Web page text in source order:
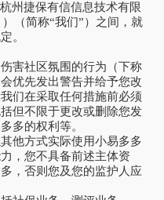
州捷保有信信息技术有限
（简称“我们”）之间，就
。
害社区氛围的行为（下称
优先发出警告并给予您改
们在采取任何措施前必须
但不限于更改或删除您发
多的权利等。
他方式实际使用小易多多
，您不具备前述主体资
，否则您及您的监护人应